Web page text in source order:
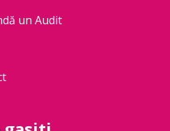
un Audit